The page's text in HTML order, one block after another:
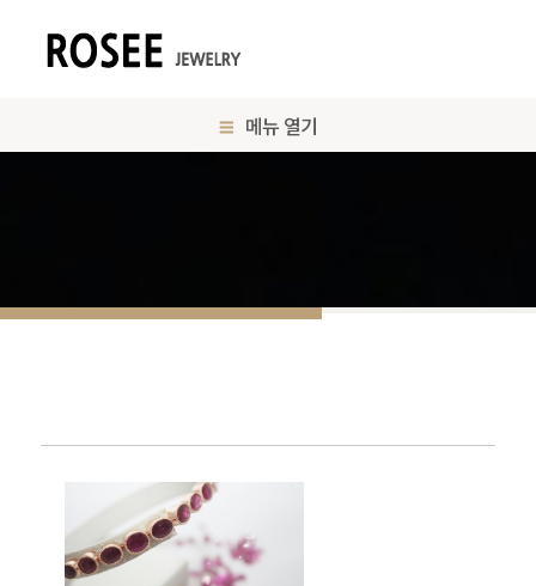
메뉴 열기